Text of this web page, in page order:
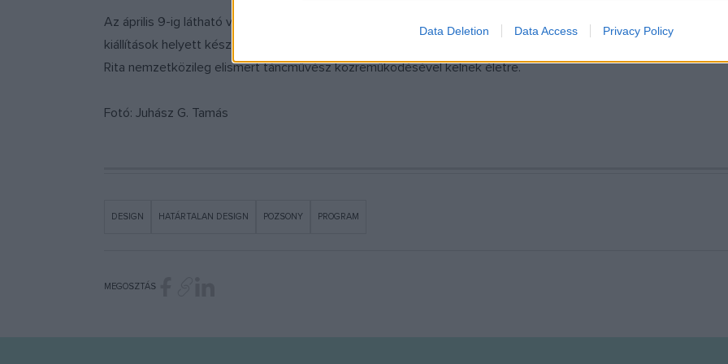
Data Deletion Data Access Privacy Policy
Az április 9-ig látható válogatás izgalmas szeletét jelentik azok a filmek, amelyek a 2021-ben tervezett és a
kiállítások helyett készültek el. A rövidfilmekben a 2020-ban rendezett Határtalan Design kiállítás 15 országból
Rita nemzetközileg elismert táncművész közreműködésével kelnek életre.
Fotó: Juhász G. Tamás
DESIGN HATÁRTALAN DESIGN POZSONY PROGRAM
MEGOSZTÁS